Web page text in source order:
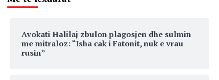
Avokati Halilaj zbulon plagosjen dhe sulmin
me mitraloz: “Isha cak i Fatonit, nuk e vrau
rusin”